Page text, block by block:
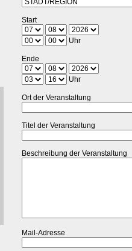
Start
Uhr
Ende
Uhr
Ort der Veranstaltung
Titel der Veranstaltung
Beschreibung der Veranstaltung
Mail-Adresse